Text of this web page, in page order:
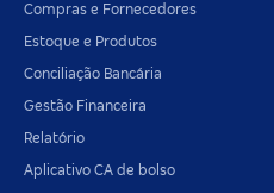
Compras e Fornecedores
Estoque e Produtos
Conciliação Bancária
Gestão Financeira
Relatório
Aplicativo CA de bolso